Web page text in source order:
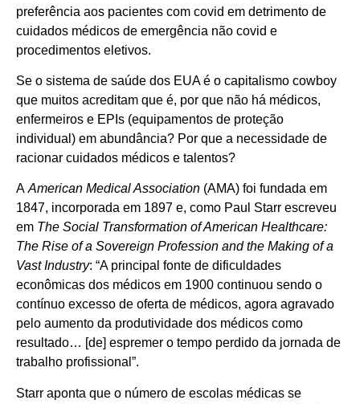
preferência aos pacientes com covid em detrimento de
cuidados médicos de emergência não covid e
procedimentos eletivos.
Se o sistema de saúde dos EUA é o capitalismo cowboy
que muitos acreditam que é, por que não há médicos,
enfermeiros e EPIs (equipamentos de proteção
individual) em abundância? Por que a necessidade de
racionar cuidados médicos e talentos?
AAmerican Medical Association (AMA) foi fundada em
1847, incorporada em 1897 e, como Paul Starr escreveu
em The Social Transformation of American Healthcare:
The Rise of a Sovereign Profession and the Making of a
Vast Industry: “A principal fonte de dificuldades
econômicas dos médicos em 1900 continuou sendo o
contínuo excesso de oferta de médicos, agora agravado
pelo aumento da produtividade dos médicos como
resultado… [de] espremer o tempo perdido da jornada de
trabalho profissional”.
Starr aponta que o número de escolas médicas se